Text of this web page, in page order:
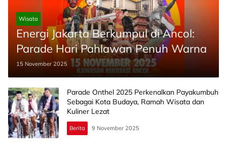
Wisata
Energi Jakarta Berkumpul di Ancol:
Parade Hari Pahlawan Penuh Warna
15 November 2025
Parade Onthel 2025 Perkenalkan Payakumbuh
Sebagai Kota Budaya, Ramah Wisata dan
Kuliner Lezat
Berita 9 November 2025